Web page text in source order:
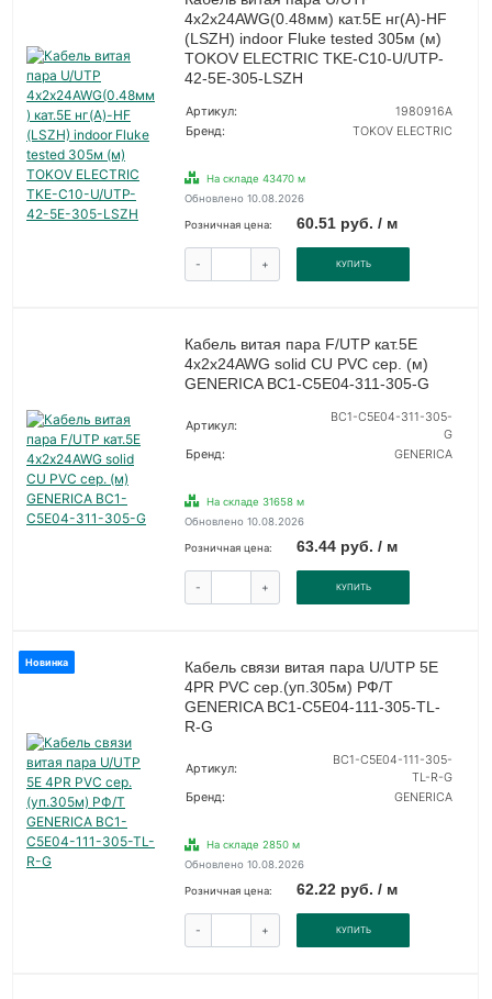
4х2х24AWG(0.48мм) кат.5E нг(А)-HF
(LSZH) indoor Fluke tested 305м (м)
TOKOV ELECTRIC TKE-C10-U/UTP-
42-5E-305-LSZH
Артикул:
1980916А
Бренд:
TOKOV ELECTRIC
На складе 43470 м
Обновлено 10.08.2026
Розничная цена: 60.51 руб. / м
- + КУПИТЬ
Кабель витая пара F/UTP кат.5E
4х2х24AWG solid CU PVC сер. (м)
GENERICA BC1-C5E04-311-305-G
Артикул:
BC1-C5E04-311-305-
G
Бренд:
GENERICA
На складе 31658 м
Обновлено 10.08.2026
Розничная цена: 63.44 руб. / м
- + КУПИТЬ
Новинка
Кабель связи витая пара U/UTP 5E
4PR PVC сер.(уп.305м) РФ/Т
GENERICA BC1-C5E04-111-305-TL-
R-G
Артикул:
BC1-C5E04-111-305-
TL-R-G
Бренд:
GENERICA
На складе 2850 м
Обновлено 10.08.2026
Розничная цена: 62.22 руб. / м
- + КУПИТЬ